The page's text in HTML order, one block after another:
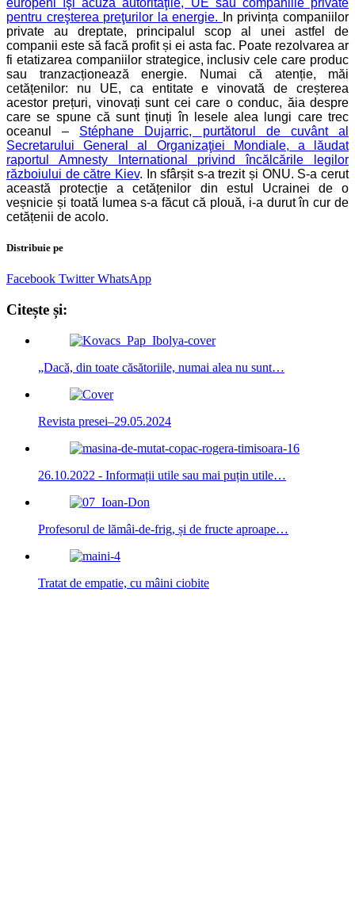
pentru creşterea preţurilor la energie.
In privința companiilor
private au dreptate, principalul scop al unei astfel de
companii este să facă profit și ei asta fac. Poate rezolvarea ar
fi etatizarea companiilor strategice, inclusiv cele care produc
sau tranzacționează energie. Numai că atenție, măi
cetățenilor: nu UE, ca entitate e vinovată de creșterea
acestor prețuri, vinovați sunt cei care o conduc, ăia despre
care se spune că sunt ținuți în lesele alea lungi care trec
oceanul – Stéphane Dujarric, purtătorul de cuvânt al
Secretarului General al Organizaţiei Mondiale, a lăudat
raportul Amnesty International privind încălcările legilor
războiului de către Kiev. In sfârșit s-a trezit și ONU. S-a cerut
această protecție a cetățenilor din estul Ucrainei de o
veșnicie și toată lumea s-a făcut că plouă, i-a durut în cur de
cetățenii de acolo.
Distribuie pe
Facebook Twitter WhatsApp
Citește și:
„Dacă, din toate căsătoriile, numai alea nu sunt…
Revista presei–29.05.2024
26.10.2022 - Informații utile sau mai puțin utile…
Profesorul de lămâi-de-frig, și de fructe aproape…
Tratat de empatie, cu mâini ciobite